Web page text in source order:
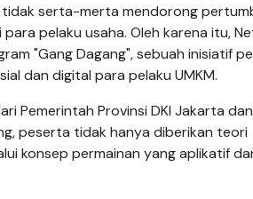
serta-merta mendorong
pelaku usaha. Oleh karena itu,
"Gang Dagang", sebuah inisiatif
dan digital para pelaku UMKM.
Pemerintah Provinsi DKI Jakarta
peserta tidak hanya diberikan teori
konsep permainan yang aplikatif